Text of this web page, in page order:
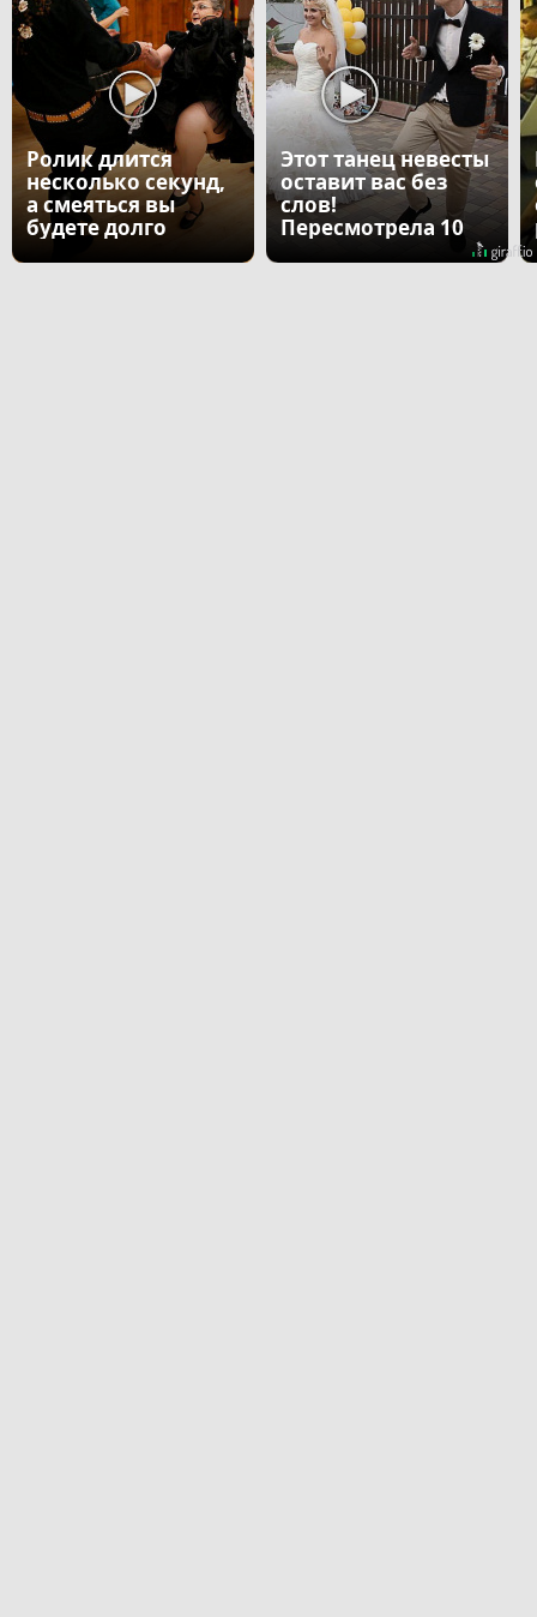
Ролик длится
несколько секунд,
а смеяться вы
будете долго
Этот танец невесты
оставит вас без
слов!
Пересмотрела 10